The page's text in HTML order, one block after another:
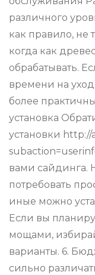
различного
как правило, не
когда как
обрабатывать.
времени на
более
установка
установки http://
вами сайдинга.
потребовать
иные можно
Если вы
мощами,
варианты. 6.
сильно